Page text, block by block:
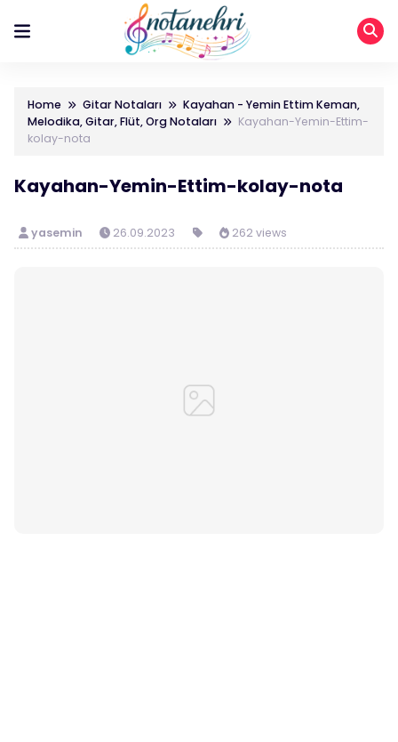
Home Gitar Notaları
Kayahan - Yemin Ettim Keman,
Melodika, Gitar, Flüt, Org Notaları
Kayahan-Yemin-Ettim-
kolay-nota
Kayahan-Yemin-Ettim-kolay-nota
yasemin 26.09.2023 262 views